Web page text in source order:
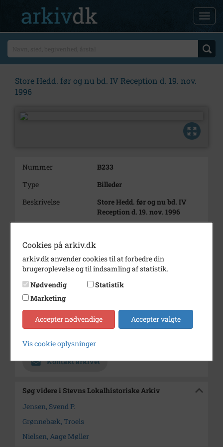
Store Hedd. før og nu bd. IV Reception d. 19. nov.
1996
Nummer
B233
Type
Billeder
Beskrivelse
Store Hedd. før og nu bd. IV
Reception d. 19. nov. 1996
Årstal
1996
Dateringsnote
1996
Fotograf
Størrelse
24 x 17 cm
Arkiv
Kontakt arkivet
Søg videre i Stevns Lokalhistoriske Arkiv
Jensen, Svend P.
Grønnebæk, Troels
Nielsen, Aage Møller
Cookies på arkiv.dk
arkiv.dk anvender cookies til at forbedre din
brugeroplevelse og til indsamling af statistik.
Nødvendig
Statistik
Marketing
Accepter nødvendige Accepter valgte
Vis cookie oplysninger